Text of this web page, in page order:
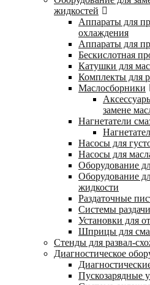
жидкостей
Аппараты для
охлаждения
Аппараты для
Бескислотная
Катушки для
Комплекты для
Маслосборники
замене
Нагнетатели
Насосы для
Насосы для
Оборудование
Оборудование
жидкости
Раздаточные
Системы
Установки для
Шприцы для
Стенды для развал-
Диагностическое
Пускозарядные